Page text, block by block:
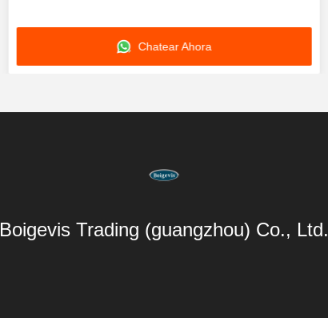
Chatear Ahora
Boigevis Trading (guangzhou) Co., Ltd.